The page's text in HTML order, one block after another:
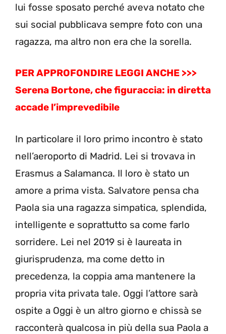
lui fosse sposato perché aveva notato che
sui social pubblicava sempre foto con una
ragazza, ma altro non era che la sorella.
PER APPROFONDIRE LEGGI ANCHE >>>
Serena Bortone, che figuraccia: in diretta
accade l’imprevedibile
In particolare il loro primo incontro è stato
nell’aeroporto di Madrid. Lei si trovava in
Erasmus a Salamanca. Il loro è stato un
amore a prima vista. Salvatore pensa cha
Paola sia una ragazza simpatica, splendida,
intelligente e soprattutto sa come farlo
sorridere. Lei nel 2019 si è laureata in
giurisprudenza, ma come detto in
precedenza, la coppia ama mantenere la
propria vita privata tale. Oggi l’attore sarà
ospite a Oggi è un altro giorno e chissà se
racconterà qualcosa in più della sua Paola a